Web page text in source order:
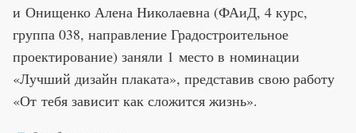
и Онищенко Алена Николаевна (ФАиД, 4 курс,
группа 038, направление Градостроительное
проектирование) заняли 1 место в номинации
«Лучший дизайн плаката», представив свою работу
«От тебя зависит как сложится жизнь».